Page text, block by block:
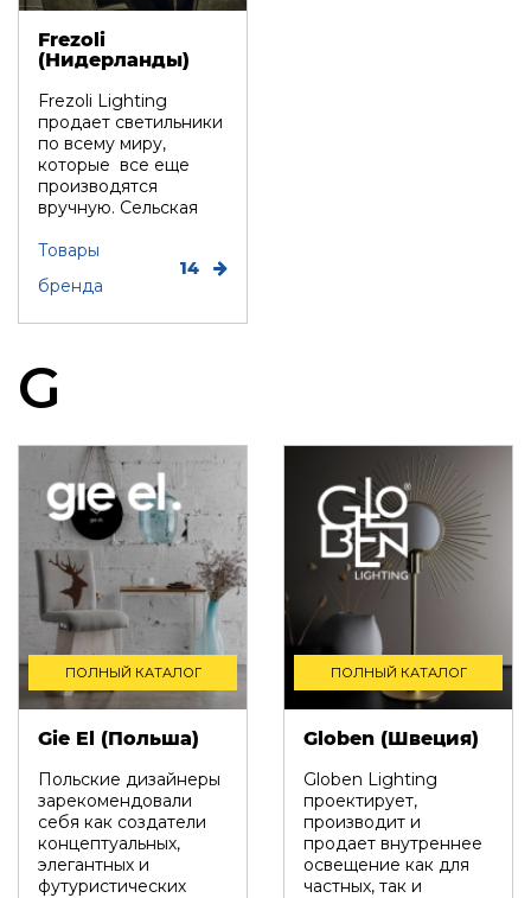
Frezoli
(Нидерланды)
Frezoli Lighting
продает светильники
по всему миру,
которые все еще
производятся
вручную. Сельская
Товары
бренда
14
G
ПОЛНЫЙ КАТАЛОГ
Gie El (Польша)
Польские дизайнеры
зарекомендовали
себя как создатели
концептуальных,
элегантных и
футуристических
ПОЛНЫЙ КАТАЛОГ
Globen (Швеция)
Globen Lighting
проектирует,
производит и
продает внутреннее
освещение как для
частных, так и